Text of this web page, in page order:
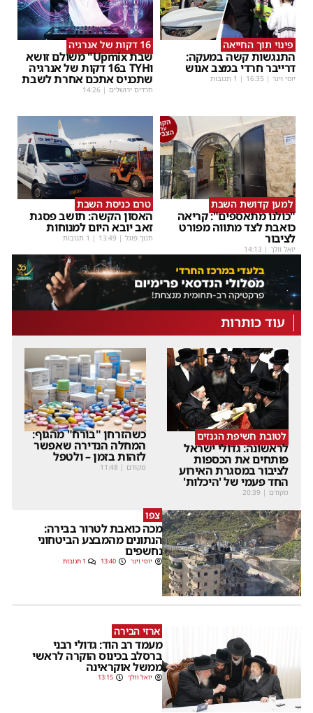
פינוי תוך החייאה
התנגשות קשה במעקה:
דרייבר חרדי במצב אנוש
יוסי וינר |
16:35 | 1 תגובות
16 דקות של אנרגיה
שבת Upmix" משולם זושא
וTYH ב16 דקות של אנרגיה
שתכניס אתכם אחרת לשבת
חרדים ירושלים |
14:26
למען קדושת השבת
"כולנו מתאספים": קריאה
כואבת לצד מתווה מפורט
לציבור
יואל וולך |
14:13
טרם כניסת השבת
האסון הקשה: תושב פסגת
זאב יובא היום למנוחות
חנוך פוגל |
13:49 | 1 תגובות
עוד כותרות
לטובת חשיפת הגנזים
לראשונה: גדולי ישראל
פותחים את הכספות
לציבור במסגרת האירוע
החד פעמי של 'היכלות'
מקודם |
20:39
כשהזרחן "בורח" מהגוף:
המחלה הנדירה שאפשר
לזהות בזמן – ולטפל
מקודם |
11:48
צפו
מכה כואבת לטרור בבירה:
הנתונים מהמבצע הביטחוני
נחשפים
יוסי וינר 13:40 1 תגובות
ארזי הבירה
מעמד רב הוד: גדולי רבני
ברסלב בכינוס הוקרה לראשי
ממשל אוקראינה
יואל וולך 13:15